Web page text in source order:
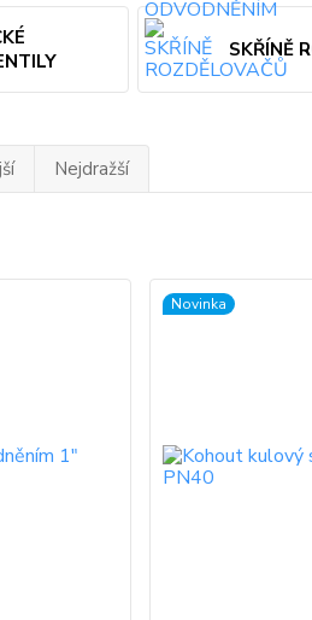
SKŘÍNĚ
Nejdražší
Novinka